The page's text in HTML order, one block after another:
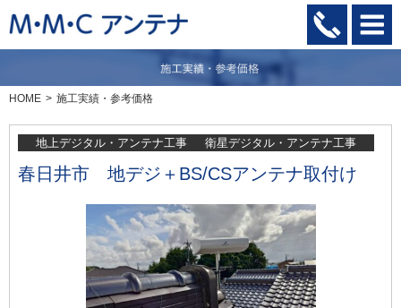
HOME 施工実績・参考価格
地上デジタル・アンテナ工事 衛星デジタル・アンテナ工事
春日井市 地デジ＋BS/CSアンテナ取付け